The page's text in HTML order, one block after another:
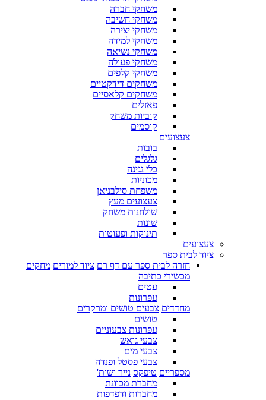
משחקי חברה
משחקי חשיבה
משחקי יצירה
משחקי למידה
משחקי נשיאה
משחקי פעולה
משחקי קלפים
משחקים דידקטיים
משחקים קלאסיים
פאזלים
קוביות משחק
קוסמים
צעצועים
בובות
גלגלים
כלי נגינה
מכוניות
משפחת סילבניאן
צעצועים מעץ
שולחנות משחק
שונות
תינוקות ופעוטות
צעצועים
ציוד לבית ספר
חזרה לבית ספר עם דף רם ציוד למורים מחקים
מכשירי כתיבה
עטים
עפרונות
מחדדים צבעים טושים ומרקרים
טושים
עפרונות צבעוניים
צבעי גואש
צבעי מים
צבעי פסטל ופנדה
מספריים טיפקס נייר ושות'
מחברת מכוונת
מחברות ודפדפות